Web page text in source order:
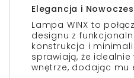
Elegancja i
Lampa WINX to
designu z
konstrukcja i
sprawiają, że
wnętrze, dodając mu